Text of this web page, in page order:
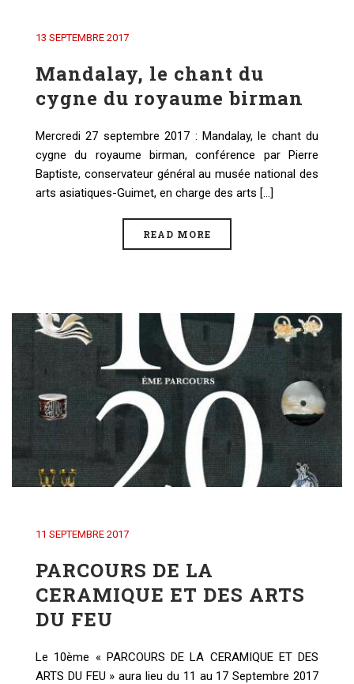
13 SEPTEMBRE 2017
Mandalay, le chant du
cygne du royaume birman
Mercredi 27 septembre 2017 : Mandalay, le chant du
cygne du royaume birman, conférence par Pierre
Baptiste, conservateur général au musée national des
arts asiatiques-Guimet, en charge des arts [...]
READ MORE
11 SEPTEMBRE 2017
PARCOURS DE LA
CERAMIQUE ET DES ARTS
DU FEU
Le 10ème « PARCOURS DE LA CERAMIQUE ET DES
ARTS DU FEU » aura lieu du 11 au 17 Septembre 2017